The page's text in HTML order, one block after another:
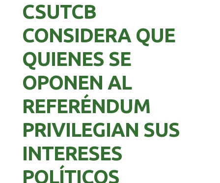
CSUTCB
CONSIDERA QUE
QUIENES SE
OPONEN AL
REFERÉNDUM
PRIVILEGIAN SUS
INTERESES
POLÍTICOS